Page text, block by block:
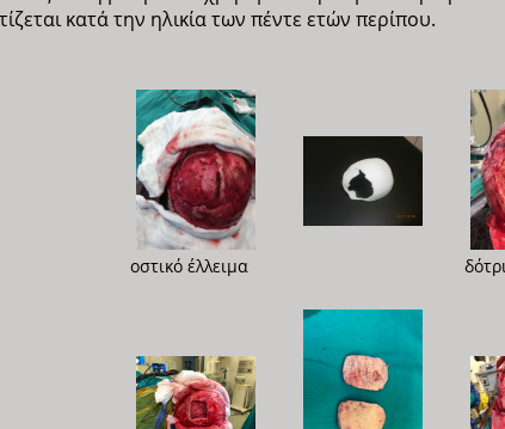
κατά την ηλικία των πέντε ετών περίπου.
οστικό έλλειμα